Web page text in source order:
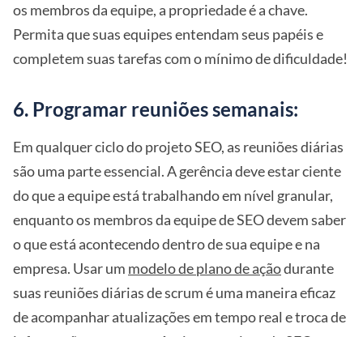
os membros da equipe, a propriedade é a chave.
Permita que suas equipes entendam seus papéis e
completem suas tarefas com o mínimo de dificuldade!
6. Programar reuniões semanais:
Em qualquer ciclo do projeto SEO, as reuniões diárias
são uma parte essencial. A gerência deve estar ciente
do que a equipe está trabalhando em nível granular,
enquanto os membros da equipe de SEO devem saber
o que está acontecendo dentro de sua equipe e na
empresa. Usar um modelo de plano de açãodurante
suas reuniões diárias de scrum é uma maneira eficaz
de acompanhar atualizações em tempo real e troca de